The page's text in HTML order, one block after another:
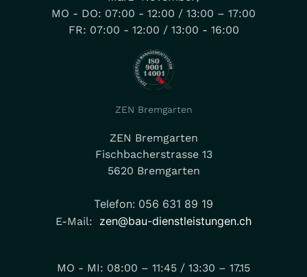
MO - DO: 07:00 - 12:00 / 13:00 – 17:00
FR: 07:00 - 12:00 / 13:00 - 16:00
ZEN Bremgarten
ZEN Bremgarten
Fischbacherstrasse 13
5620 Bremgarten
Telefon: 056 631 89 19
E-Mail: zen@bau-dienstleistungen.ch
MO - MI: 08:00 – 11:45 / 13:30 – 17.15